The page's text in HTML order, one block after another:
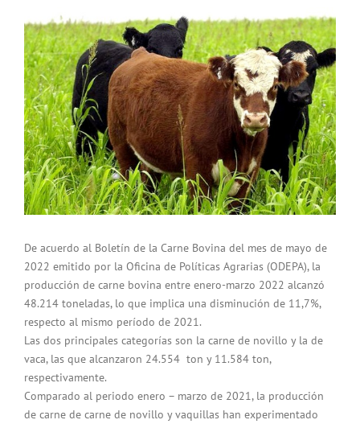
imagen
más
grande
De acuerdo al Boletín de la Carne Bovina del mes de mayo de
2022 emitido por la Oficina de Políticas Agrarias (ODEPA), la
producción de carne bovina entre enero-marzo 2022 alcanzó
48.214 toneladas, lo que implica una disminución de 11,7%,
respecto al mismo período de 2021.
Las dos principales categorías son la carne de novillo y la de
vaca, las que alcanzaron 24.554 ton y 11.584 ton,
respectivamente.
Comparado al periodo enero – marzo de 2021, la producción
de carne de carne de novillo y vaquillas han experimentado